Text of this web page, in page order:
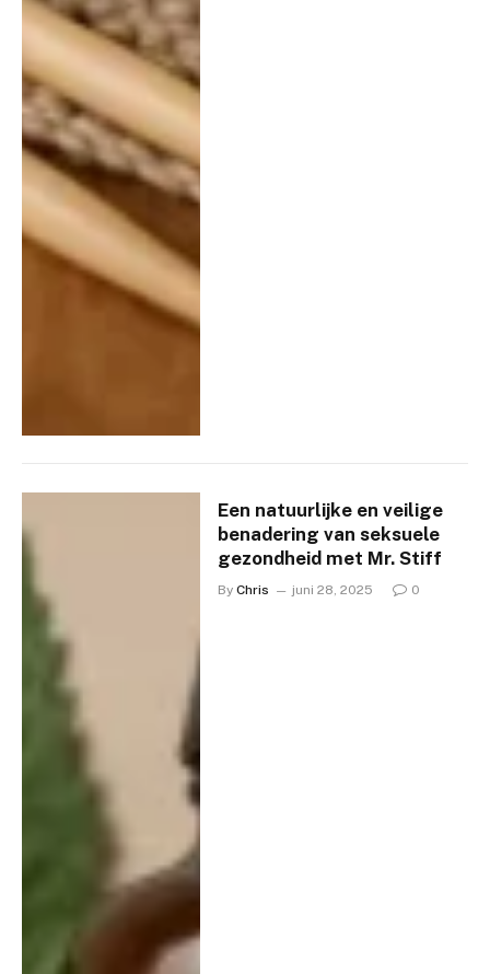
Een natuurlijke en veilige
benadering van seksuele
gezondheid met Mr. Stiff
By Chris juni 28, 2025 0